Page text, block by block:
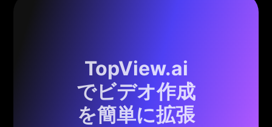
TopView.ai
でビデオ作成
を簡単に拡張